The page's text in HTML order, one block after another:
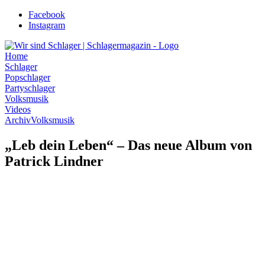
Zum
Inhalt
Facebook
Instagram
Home
Schlager
Popschlager
Partyschlager
Volksmusik
Videos
ArchivVolksmusik
„Leb dein Leben“ – Das neue Album von
Patrick Lindner